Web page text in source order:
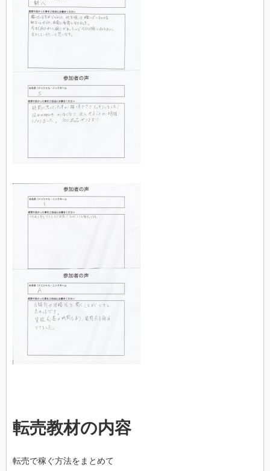
転売教材の内容
転売で稼ぐ方法をまとめて